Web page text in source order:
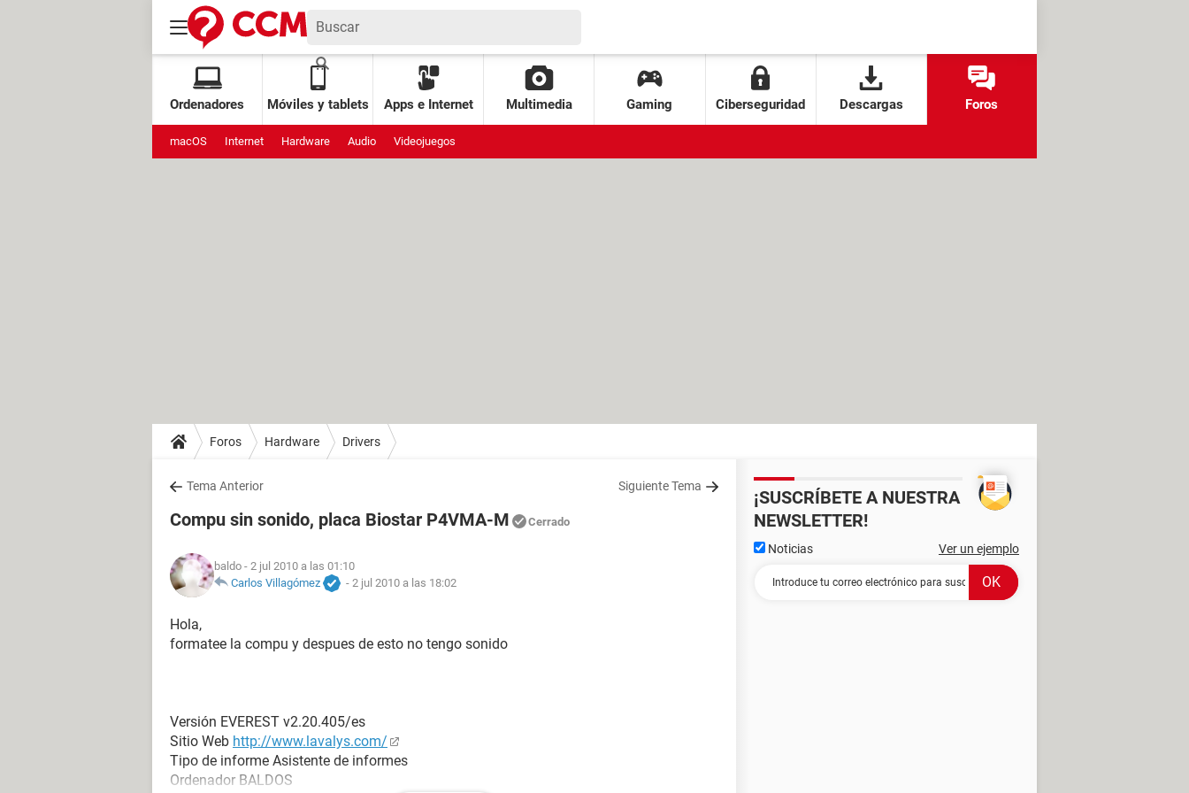
Ordenadores Móviles y tablets Apps e Internet Multimedia Gaming Ciberseguridad Descargas Foros
macOS Internet Hardware Audio Videojuegos
Foros Hardware Drivers
Tema Anterior Siguiente Tema
Compu sin sonido, placa Biostar P4VMA-M Cerrado
baldo - 2 jul 2010 a las 01:10
Carlos Villagómez
- 2 jul 2010 a las 18:02
Hola,
formatee la compu y despues de esto no tengo sonido
Versión EVEREST v2.20.405/es
Sitio Web http://www.lavalys.com/
Tipo de informe Asistente de informes
Ordenador BALDOS
¡SUSCRÍBETE A NUESTRA
NEWSLETTER!
Noticias Ver un ejemplo